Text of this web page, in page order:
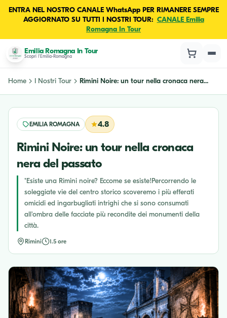
ENTRA NEL NOSTRO CANALE WhatsApp PER RIMANERE SEMPRE
AGGIORNATO SU TUTTI I NOSTRI TOUR: CANALE Emilia
Romagna In Tour
Emilia Romagna In Tour
Scopri l'Emilia-Romagna
Home I Nostri Tour Rimini Noire: un tour nella cronaca nera...
EMILIA ROMAGNA 4.8
Rimini Noire: un tour nella cronaca
nera del passato
"Esiste una Rimini noire? Eccome se esiste!Percorrendo le
soleggiate vie del centro storico scoveremo i più efferati
omicidi ed ingarbugliati intrighi che si sono consumati
all'ombra delle facciate più recondite dei monumenti della
città.
Rimini 1.5 ore